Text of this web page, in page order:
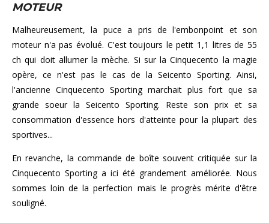
MOTEUR
Malheureusement, la puce a pris de l'embonpoint et son
moteur n'a pas évolué. C'est toujours le petit 1,1 litres de 55
ch qui doit allumer la mèche. Si sur la Cinquecento la magie
opère, ce n'est pas le cas de la Seicento Sporting. Ainsi,
l'ancienne Cinquecento Sporting marchait plus fort que sa
grande soeur la Seicento Sporting. Reste son prix et sa
consommation d'essence hors d'atteinte pour la plupart des
sportives...
En revanche, la commande de boîte souvent critiquée sur la
Cinquecento Sporting a ici été grandement améliorée. Nous
sommes loin de la perfection mais le progrès mérite d'être
souligné.